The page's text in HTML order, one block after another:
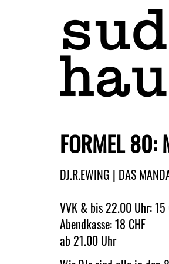
FORMEL 80:
DJ.R.EWING | DAS
VVK & bis 22.00 Uhr: 15
Abendkasse: 18 CHF
ab 21.00 Uhr